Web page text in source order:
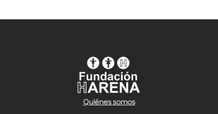
Quiénes somos